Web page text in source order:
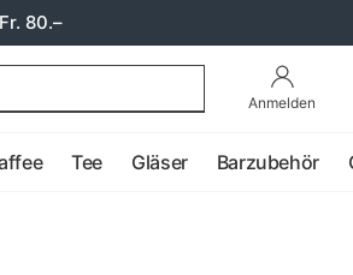
80.–
Anmelden
Tee Gläser Barzubehör